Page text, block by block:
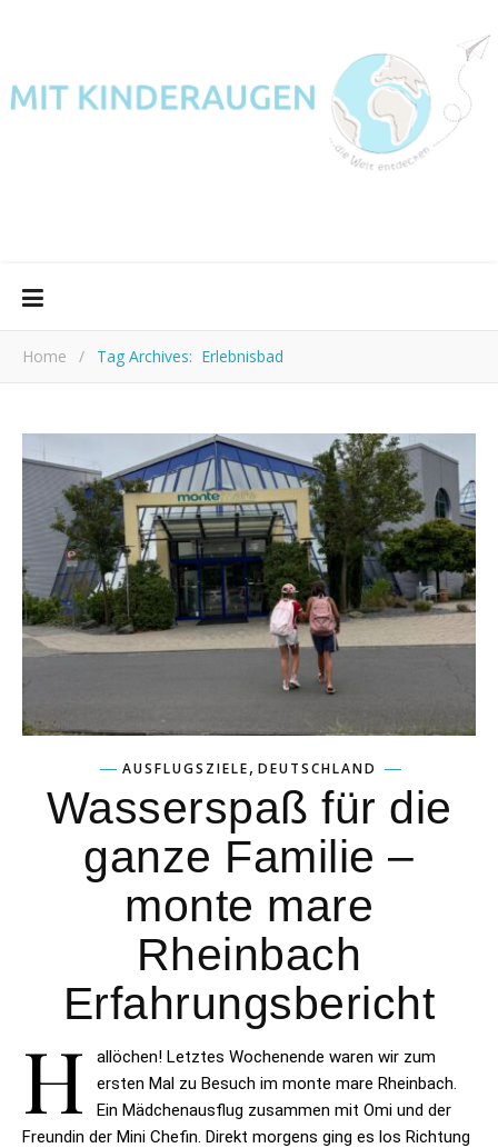
Home / Tag Archives: Erlebnisbad
AUSFLUGSZIELE, DEUTSCHLAND
Wasserspaß für die
ganze Familie –
monte mare
Rheinbach
Erfahrungsbericht
H
allöchen! Letztes Wochenende waren wir zum
ersten Mal zu Besuch im monte mare Rheinbach.
Ein Mädchenausflug zusammen mit Omi und der
Freundin der Mini Chefin. Direkt morgens ging es los Richtung